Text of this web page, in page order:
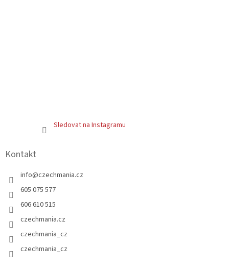
Sledovat na Instagramu
Kontakt
info@czechmania.cz
605 075 577
606 610 515
czechmania.cz
czechmania_cz
czechmania_cz